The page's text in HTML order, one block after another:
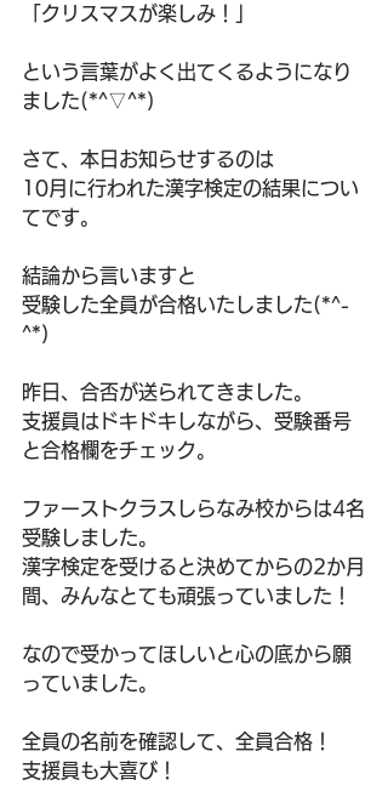
「クリスマスが楽しみ！」
という言葉がよく出てくるようになり
ました(*^▽^*)
さて、本日お知らせするのは
10月に行われた漢字検定の結果につい
てです。
結論から言いますと
受験した全員が合格いたしました(*^-
^*)
昨日、合否が送られてきました。
支援員はドキドキしながら、受験番号
と合格欄をチェック。
ファーストクラスしらなみ校からは4名
受験しました。
漢字検定を受けると決めてからの2か月
間、みんなとても頑張っていました！
なので受かってほしいと心の底から願
っていました。
全員の名前を確認して、全員合格！
支援員も大喜び！